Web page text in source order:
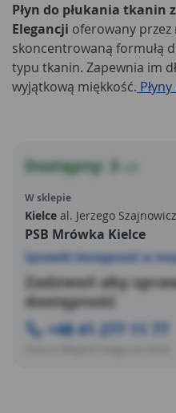
Płyn do płukania tkanin
Elegancji oferowany przez
skoncentrowaną formułą
typu tkanin. Zapewnia im
wyjątkową miękkość.
tkaniny, sprawiają, że
długi czas. Poczujesz
są zapewnione, tak samo
Dostępny: 3
W sklepie
Kielce al. Jerzego
PSB Mrówka Kielce
Sprawdź dostępność w
Zadzwoń aby
dostępność
+48 41 277 11 77